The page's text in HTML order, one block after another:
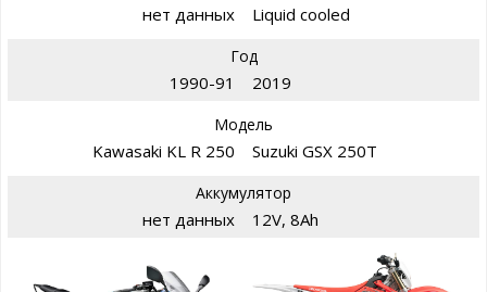
нет данных Liquid cooled
Год
1990-91 2019
Модель
Kawasaki KL R 250 Suzuki GSX 250T
Аккумулятор
нет данных 12V, 8Ah